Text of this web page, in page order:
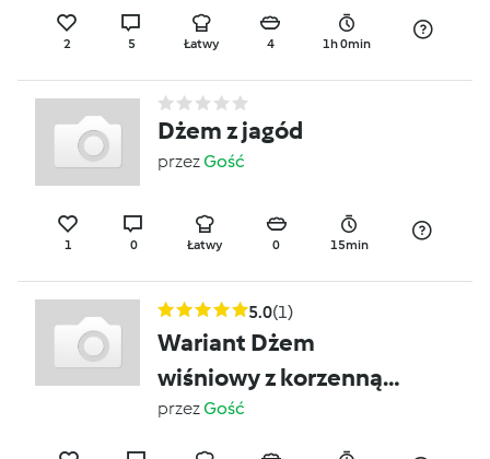
2 5 Łatwy 4 1h 0min
Dżem z jagód
przezGość
1 0 Łatwy 0 15min
5.0(1)
Wariant Dżem
wiśniowy z korzenną
nutą :-)
przezGość